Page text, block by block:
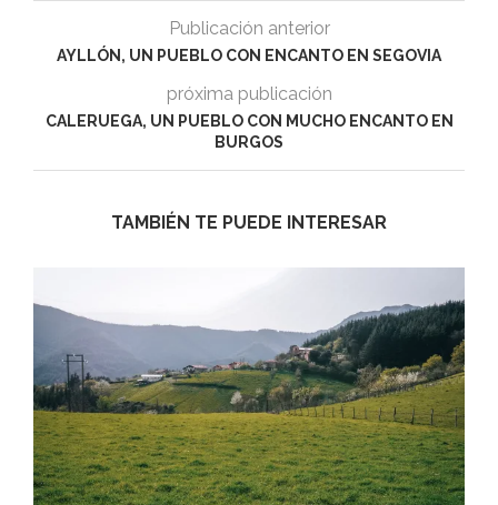
Publicación anterior
AYLLÓN, UN PUEBLO CON ENCANTO EN SEGOVIA
próxima publicación
CALERUEGA, UN PUEBLO CON MUCHO ENCANTO EN
BURGOS
TAMBIÉN TE PUEDE INTERESAR